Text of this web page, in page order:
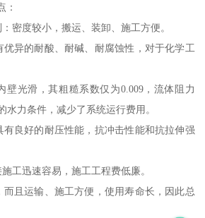
：
密度较小，搬运、装卸、施工方便。
优异的耐酸、耐碱、耐腐蚀性，对于化学工
壁光滑，其粗糙系数仅为0.009，流体阻力
水力条件，减少了系统运行费用。
良好的耐压性能，抗冲击性能和抗拉伸强
工迅速容易，施工工程费低廉。
且运输、施工方便，使用寿命长，因此总